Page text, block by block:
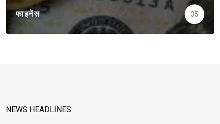
फाइनेंस 35
NEWS HEADLINES